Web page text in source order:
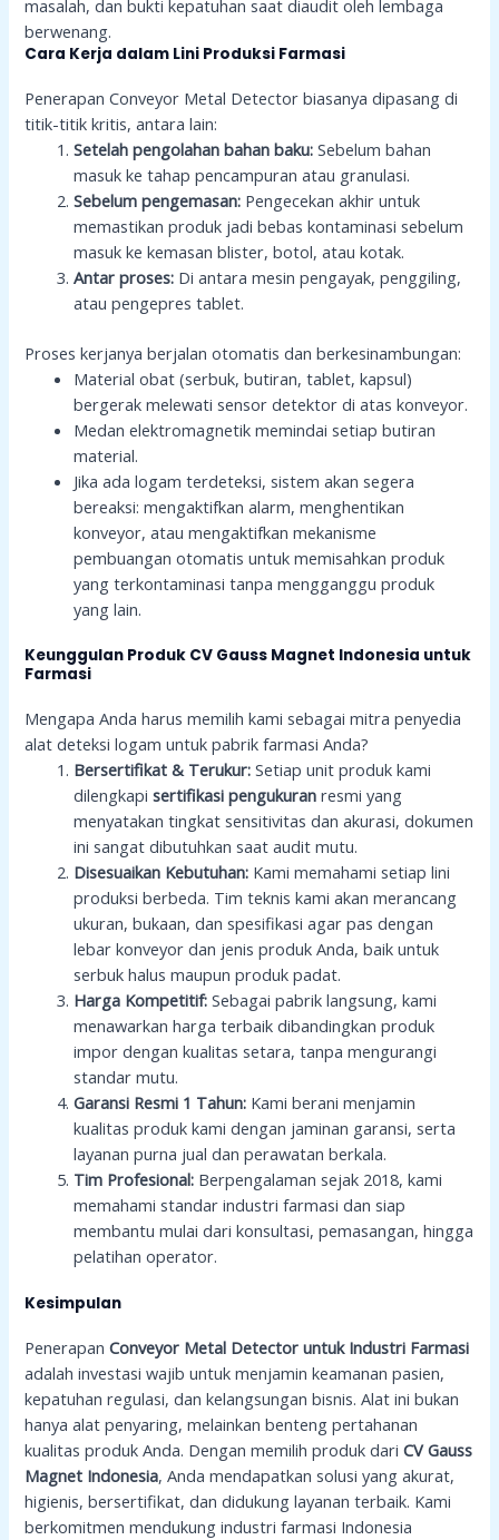
masalah, dan bukti kepatuhan saat diaudit oleh lembaga
berwenang.
Cara Kerja dalam Lini Produksi Farmasi
Penerapan Conveyor Metal Detector biasanya dipasang di
titik-titik kritis, antara lain:
Setelah pengolahan bahan baku: Sebelum bahan
masuk ke tahap pencampuran atau granulasi.
Sebelum pengemasan: Pengecekan akhir untuk
memastikan produk jadi bebas kontaminasi sebelum
masuk ke kemasan blister, botol, atau kotak.
Antar proses: Di antara mesin pengayak, penggiling,
atau pengepres tablet.
Proses kerjanya berjalan otomatis dan berkesinambungan:
Material obat (serbuk, butiran, tablet, kapsul)
bergerak melewati sensor detektor di atas konveyor.
Medan elektromagnetik memindai setiap butiran
material.
Jika ada logam terdeteksi, sistem akan segera
bereaksi: mengaktifkan alarm, menghentikan
konveyor, atau mengaktifkan mekanisme
pembuangan otomatis untuk memisahkan produk
yang terkontaminasi tanpa mengganggu produk
yang lain.
Keunggulan Produk CV Gauss Magnet Indonesia untuk
Farmasi
Mengapa Anda harus memilih kami sebagai mitra penyedia
alat deteksi logam untuk pabrik farmasi Anda?
Bersertifikat & Terukur: Setiap unit produk kami
dilengkapisertifikasi pengukuran resmi yang
menyatakan tingkat sensitivitas dan akurasi, dokumen
ini sangat dibutuhkan saat audit mutu.
Disesuaikan Kebutuhan: Kami memahami setiap lini
produksi berbeda. Tim teknis kami akan merancang
ukuran, bukaan, dan spesifikasi agar pas dengan
lebar konveyor dan jenis produk Anda, baik untuk
serbuk halus maupun produk padat.
Harga Kompetitif: Sebagai pabrik langsung, kami
menawarkan harga terbaik dibandingkan produk
impor dengan kualitas setara, tanpa mengurangi
standar mutu.
Garansi Resmi 1 Tahun: Kami berani menjamin
kualitas produk kami dengan jaminan garansi, serta
layanan purna jual dan perawatan berkala.
Tim Profesional: Berpengalaman sejak 2018, kami
memahami standar industri farmasi dan siap
membantu mulai dari konsultasi, pemasangan, hingga
pelatihan operator.
Kesimpulan
PenerapanConveyor Metal Detector untuk Industri Farmasi
adalah investasi wajib untuk menjamin keamanan pasien,
kepatuhan regulasi, dan kelangsungan bisnis. Alat ini bukan
hanya alat penyaring, melainkan benteng pertahanan
kualitas produk Anda. Dengan memilih produk dariCV Gauss
Magnet Indonesia, Anda mendapatkan solusi yang akurat,
higienis, bersertifikat, dan didukung layanan terbaik. Kami
berkomitmen mendukung industri farmasi Indonesia